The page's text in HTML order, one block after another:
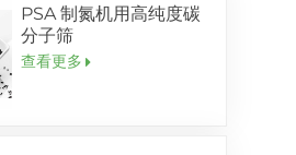
PSA 制氮机用高纯度碳
分子筛
查看更多